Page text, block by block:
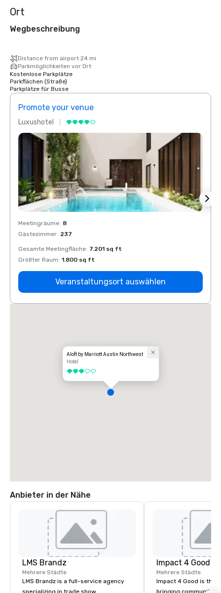
Ort
Wegbeschreibung
Distance from airport 24 mi
Parkmöglichkeiten vor Ort
Kostenlose Parkplätze
Parkflächen (Straße)
Parkplätze für Busse
Promote your venue
Luxushotel
Meetingräume: 8
Gästezimmer: 237
Gesamte Meetingfläche: 7.201 sq ft
Größter Raum: 1.800 sq ft
Veranstaltungsort auswählen
Aloft by Marriott Austin Northwest
Hotel
3 von 5
Anbieter in der Nähe
LMS Brandz
Mehrere Städte
LMS Brandz is a full-service agency
specializing in trade show
Impact 4 Good
Mehrere Städte
Impact 4 Good is the
bringing community